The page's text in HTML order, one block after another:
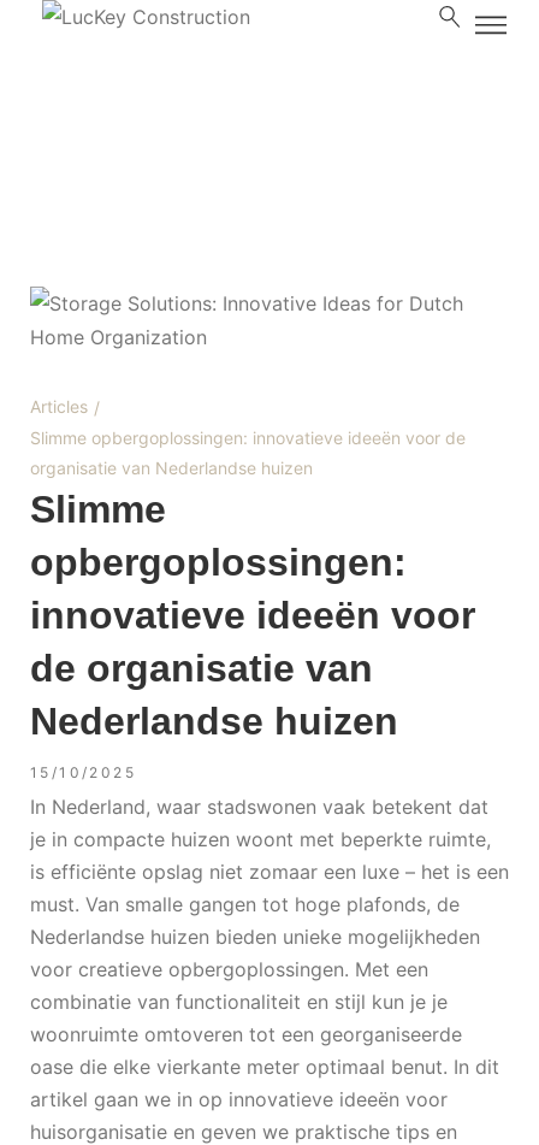
Slimme
opbergoplossingen:
innovatieve ideeën voor
de organisatie van
Nederlandse huizen
Articles /
Slimme opbergoplossingen: innovatieve ideeën voor de
organisatie van Nederlandse huizen
15/10/2025
In Nederland, waar stadswonen vaak betekent dat
je in compacte huizen woont met beperkte ruimte,
is efficiënte opslag niet zomaar een luxe – het is een
must. Van smalle gangen tot hoge plafonds, de
Nederlandse huizen bieden unieke mogelijkheden
voor creatieve opbergoplossingen. Met een
combinatie van functionaliteit en stijl kun je je
woonruimte omtoveren tot een georganiseerde
oase die elke vierkante meter optimaal benut. In dit
artikel gaan we in op innovatieve ideeën voor
huisorganisatie en geven we praktische tips en